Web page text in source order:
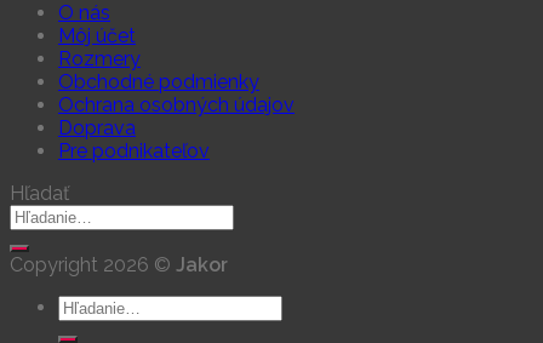
O nás
Môj účet
Rozmery
Obchodné podmienky
Ochrana osobných údajov
Doprava
Pre podnikateľov
Hľadať
Hľadať:
Copyright 2026 © Jakor
Hľadať: